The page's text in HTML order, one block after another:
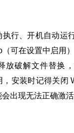
执行、开机自动运
可在设置中启用）
放破解文件替换
，安装时记得关闭
出现无法正确激活